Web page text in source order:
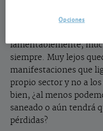
aportamos de
En total, más de
lamentablemente,
siempre. Muy lejos
manifestaciones que
propio sector y no a
bien, ¿al menos
saneado o aún tendrá
pérdidas?
Opciones